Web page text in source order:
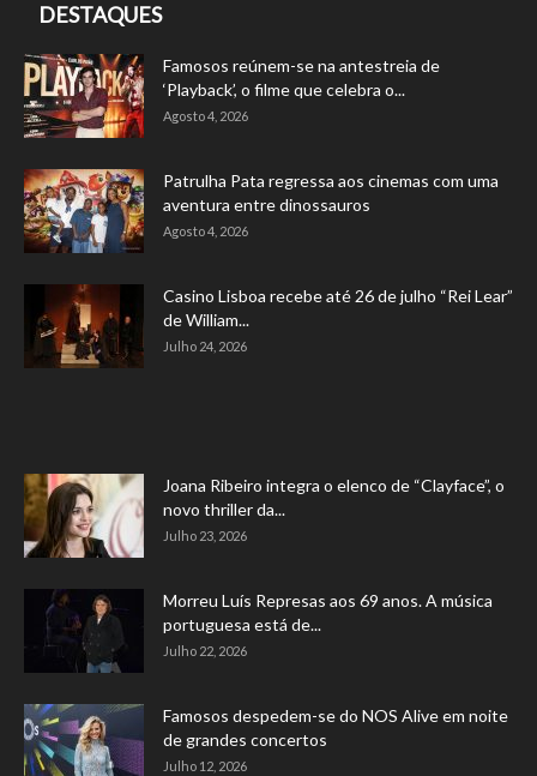
DESTAQUES
Famosos reúnem-se na antestreia de
‘Playback’, o filme que celebra o...
Agosto 4, 2026
Patrulha Pata regressa aos cinemas com uma
aventura entre dinossauros
Agosto 4, 2026
Casino Lisboa recebe até 26 de julho “Rei Lear”
de William...
Julho 24, 2026
Joana Ribeiro integra o elenco de “Clayface”, o
novo thriller da...
Julho 23, 2026
Morreu Luís Represas aos 69 anos. A música
portuguesa está de...
Julho 22, 2026
Famosos despedem-se do NOS Alive em noite
de grandes concertos
Julho 12, 2026